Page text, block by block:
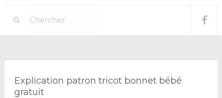
Explication patron tricot bonnet bébé
gratuit